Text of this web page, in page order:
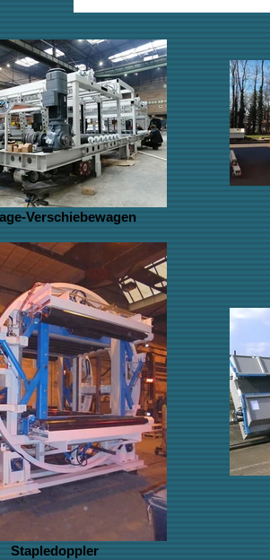
Verschiebewagen
Stapledoppler